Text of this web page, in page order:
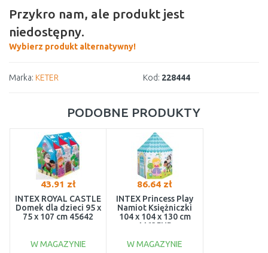
Przykro nam, ale produkt jest
niedostępny.
Wybierz produkt alternatywny!
Marka: KETER Kod: 228444
PODOBNE PRODUKTY
43.91 zł
INTEX ROYAL CASTLE
Domek dla dzieci 95 x
75 x 107 cm 45642
W MAGAZYNIE
86.64 zł
INTEX Princess Play
Namiot Księżniczki
104 x 104 x 130 cm
44635NP
W MAGAZYNIE